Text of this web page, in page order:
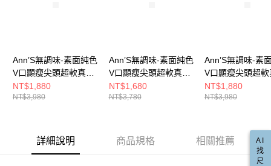
2.基於同意付款使用「大哥付你分期」之契約關係目的，商店將以您的個人
資料（包含姓名、電話或地址）提供予台灣大哥大進項蒐集、處理及利用，
由本公司與您本人進行分期帳單所需資料之確認、核對及更正。
3.完整用戶服務條款，請詳閱以下連結：https://oppay.tw/userRule
※ 交易是否成功請以「AFTEE先享後付 」之結帳頁面顯示為準，若有關於
是否繳費成功／繳費後需取消欲退款等相關疑問，請聯繫「AFTEE先享後付
客戶支援中心」
https://netprotections.freshdesk.com/support/home
權轉讓予恩沛科技股份有限公司。
付款後萊爾富取貨
每筆NT$100，滿NT$999(含以上)免運費
7-11付款取貨
付款後7-11取貨
每筆NT$100，滿NT$999(含以上)免運費
Ann’S無調味-素面純色
V口顯瘦尖頭超軟真皮
平底鞋-黑(升級足弓鞋
墊)
NT$1,880
NT$3,980
Ann’S無調味-素面純色
V口顯瘦尖頭超軟真皮
平底鞋-米白
NT$1,680
NT$3,780
Ann’S無調味-素
V口顯瘦尖頭超軟
平底鞋-杏(升級
墊)
NT$1,880
NT$3,980
詳細說明 商品規格 相關推薦
AI
找
尺